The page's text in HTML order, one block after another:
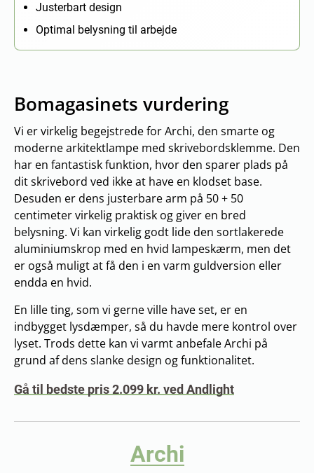
Justerbart design
Optimal belysning til arbejde
Bomagasinets vurdering
Vi er virkelig begejstrede for Archi, den smarte og
moderne arkitektlampe med skrivebordsklemme. Den
har en fantastisk funktion, hvor den sparer plads på
dit skrivebord ved ikke at have en klodset base.
Desuden er dens justerbare arm på 50 + 50
centimeter virkelig praktisk og giver en bred
belysning. Vi kan virkelig godt lide den sortlakerede
aluminiumskrop med en hvid lampeskærm, men det
er også muligt at få den i en varm guldversion eller
endda en hvid.
En lille ting, som vi gerne ville have set, er en
indbygget lysdæmper, så du havde mere kontrol over
lyset. Trods dette kan vi varmt anbefale Archi på
grund af dens slanke design og funktionalitet.
Gå til bedste pris 2.099 kr. ved Andlight
Archi